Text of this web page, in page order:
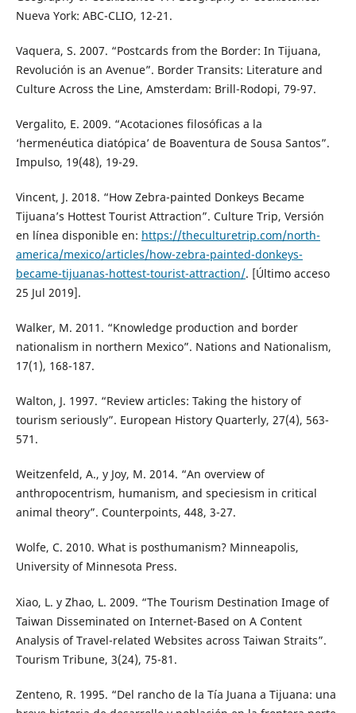
Nueva York: ABC-CLIO, 12-21.
Vaquera, S. 2007. “Postcards from the Border: In Tijuana,
Revolución is an Avenue”. Border Transits: Literature and
Culture Across the Line, Amsterdam: Brill-Rodopi, 79-97.
Vergalito, E. 2009. “Acotaciones filosóficas a la
‘hermenéutica diatópica’ de Boaventura de Sousa Santos”.
Impulso, 19(48), 19-29.
Vincent, J. 2018. “How Zebra-painted Donkeys Became
Tijuana’s Hottest Tourist Attraction”. Culture Trip, Versión
en línea disponible en: https://theculturetrip.com/north-
america/mexico/articles/how-zebra-painted-donkeys-
became-tijuanas-hottest-tourist-attraction/. [Último acceso
25 Jul 2019].
Walker, M. 2011. “Knowledge production and border
nationalism in northern Mexico”. Nations and Nationalism,
17(1), 168-187.
Walton, J. 1997. “Review articles: Taking the history of
tourism seriously”. European History Quarterly, 27(4), 563-
571.
Weitzenfeld, A., y Joy, M. 2014. “An overview of
anthropocentrism, humanism, and speciesism in critical
animal theory”. Counterpoints, 448, 3-27.
Wolfe, C. 2010. What is posthumanism? Minneapolis,
University of Minnesota Press.
Xiao, L. y Zhao, L. 2009. “The Tourism Destination Image of
Taiwan Disseminated on Internet-Based on A Content
Analysis of Travel-related Websites across Taiwan Straits”.
Tourism Tribune, 3(24), 75-81.
Zenteno, R. 1995. “Del rancho de la Tía Juana a Tijuana: una